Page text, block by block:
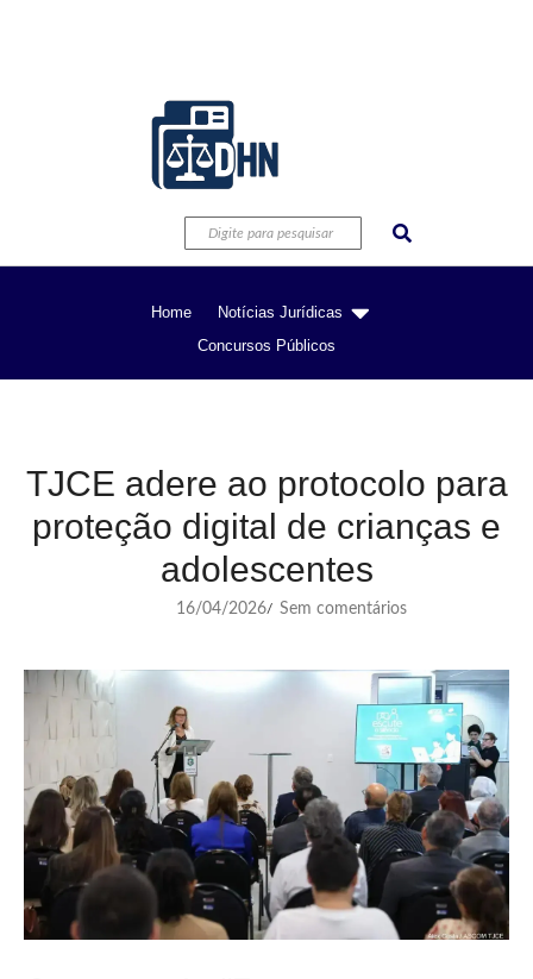
Home
Notícias Jurídicas
Concursos Públicos
TJCE adere ao protocolo para
proteção digital de crianças e
adolescentes
16/04/2026/ Sem comentários